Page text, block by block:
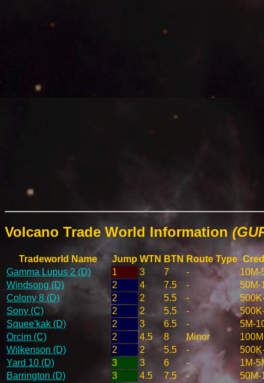
Volcano Trade World Information
Tradeworld Name Jump WTN BTN Route Type
Gamma Lupus 2 (D)
1 3 7 -
10M-
Windsong (D)
2 4 7.5 -
50M-
Colony 8 (D)
2 2 5.5 -
Sony (C)
2 2 5.5 -
Squee'kak (D)
2 3 6.5 -
5M-
Orcim (C)
2 4.5 8 Minor
Wilkenson (D)
2 2 5.5 -
Yard 10 (D)
3 3 6 -
1M-
Barrington (D)
3 4.5 7.5 -
50M-